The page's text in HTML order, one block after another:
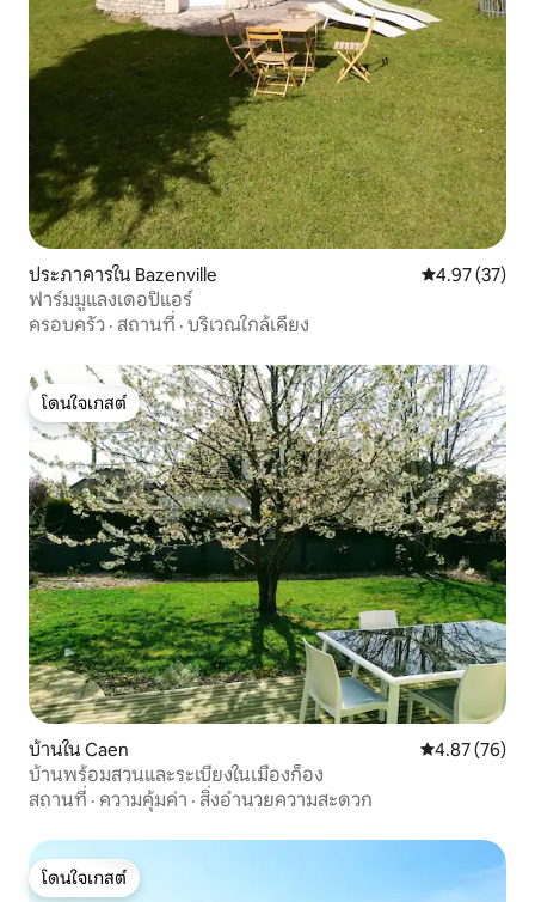
ประภาคารใน Bazenville คะแนนเฉลี่ย
4.97 (37)
ฟาร์มมูแลงเดอปิแอร์
ครอบครัว · สถานที่ · บริเวณใกล้เคียง
โดนใจเกสต์
โดนใจเกสต์
บ้านใน Caen คะแนนเฉลี่ย
4.87 (76)
บ้านพร้อมสวนและระเบียงในเมืองก็อง
สถานที่ · ความคุ้มค่า · สิ่งอำนวยความสะดวก
โดนใจเกสต์
โดนใจเกสต์